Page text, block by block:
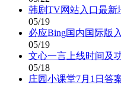
韩剧TV网站入口最新
05/19
必应Bing国内国际版
05/19
文心一言上线时间及
05/18
庄园小课堂7月1日答